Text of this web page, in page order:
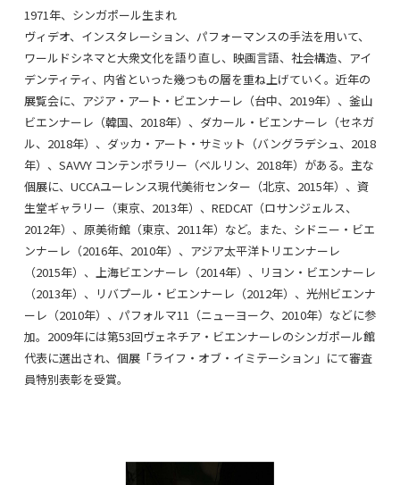
1971年、シンガポール生まれ
ヴィデオ、インスタレーション、パフォーマンスの手法を用いて、
ワールドシネマと大衆文化を語り直し、映画言語、社会構造、アイ
デンティティ、内省といった幾つもの層を重ね上げていく。近年の
展覧会に、アジア・アート・ビエンナーレ（台中、2019年）、釜山
ビエンナーレ（韓国、2018年）、ダカール・ビエンナーレ（セネガ
ル、2018年）、ダッカ・アート・サミット（バングラデシュ、2018
年）、SAVVY コンテンポラリー（ベルリン、2018年）がある。主な
個展に、UCCAユーレンス現代美術センター（北京、2015年）、資
生堂ギャラリー（東京、2013年）、REDCAT（ロサンジェルス、
2012年）、原美術館（東京、2011年）など。また、シドニー・ビエ
ンナーレ（2016年、2010年）、アジア太平洋トリエンナーレ
（2015年）、上海ビエンナーレ（2014年）、リヨン・ビエンナーレ
（2013年）、リバプール・ビエンナーレ（2012年）、光州ビエンナ
ーレ（2010年）、パフォルマ11（ニューヨーク、2010年）などに参
加。2009年には第53回ヴェネチア・ビエンナーレのシンガポール館
代表に選出され、個展「ライフ・オブ・イミテーション」にて審査
員特別表彰を受賞。